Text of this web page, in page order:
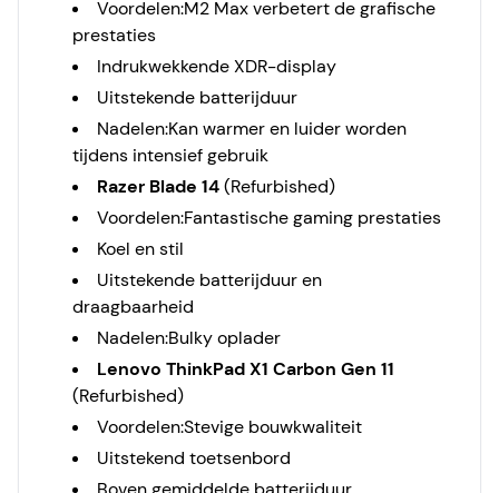
Voordelen:M2 Max verbetert de grafische
prestaties
Indrukwekkende XDR-display
Uitstekende batterijduur
Nadelen:Kan warmer en luider worden
tijdens intensief gebruik
Razer Blade 14(Refurbished)
Voordelen:Fantastische gaming prestaties
Koel en stil
Uitstekende batterijduur en
draagbaarheid
Nadelen:Bulky oplader
Lenovo ThinkPad X1 Carbon Gen 11
(Refurbished)
Voordelen:Stevige bouwkwaliteit
Uitstekend toetsenbord